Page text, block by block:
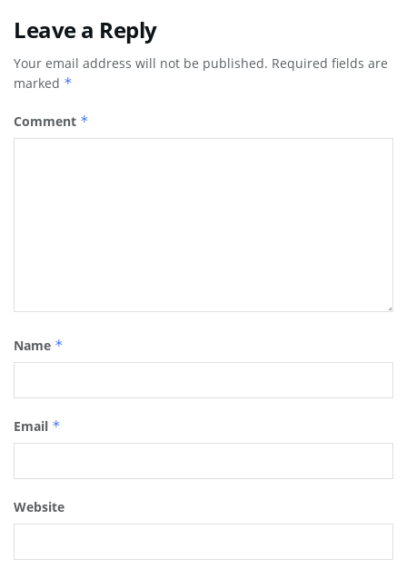
Leave a Reply
Your email address will not be published. Required fields are
marked *
Comment *
Name *
Email *
Website